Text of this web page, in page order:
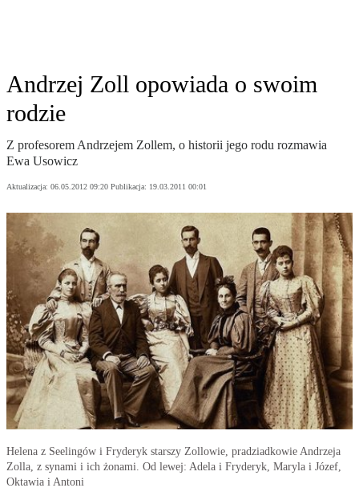
Andrzej Zoll opowiada o swoim
rodzie
Z profesorem Andrzejem Zollem, o historii jego rodu rozmawia
Ewa Usowicz
Aktualizacja: 06.05.2012 09:20 Publikacja: 19.03.2011 00:01
Helena z Seelingów i Fryderyk starszy Zollowie, pradziadkowie Andrzeja
Zolla, z synami i ich żonami. Od lewej: Adela i Fryderyk, Maryla i Józef,
Oktawia i Antoni